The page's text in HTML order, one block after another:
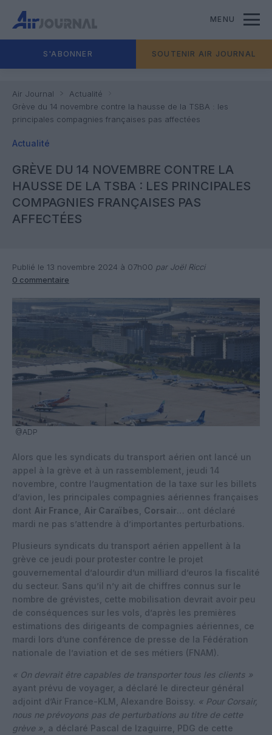
MENU
S'ABONNER SOUTENIR AIR JOURNAL
Air Journal
Actualité
Grève du 14 novembre contre la hausse de la TSBA : les
principales compagnies françaises pas affectées
Actualité
GRÈVE DU 14 NOVEMBRE CONTRE LA
HAUSSE DE LA TSBA : LES PRINCIPALES
COMPAGNIES FRANÇAISES PAS
AFFECTÉES
Publié le 13 novembre 2024 à 07h00 par Joël Ricci
0 commentaire
@ADP
Alors que les syndicats du transport aérien ont lancé un
appel à la grève et à un rassemblement, jeudi 14
novembre, contre l’augmentation de la taxe sur les billets
d’avion, les principales compagnies aériennes françaises
dont Air France Air Caraïbes Corsair… ont déclaré
mardi ne pas s’attendre à d’importantes perturbations.
Plusieurs syndicats du transport aérien appellent à la
grève ce jeudi pour protester contre le projet
gouvernemental d’alourdir d’un milliard d’euros la fiscalité
du secteur. Sans qu’il n’y ait de chiffres connus sur le
nombre de grévistes, cette mobilisation devrait avoir peu
de conséquences sur les vols, d’après les premières
estimations des dirigeants de compagnies aériennes, ce
mardi lors d’une conférence de presse de la Fédération
nationale de l’aviation et de ses métiers (FNAM).
« On devrait être capables de transporter tous les clients »
ayant prévu de voyager, a déclaré le directeur général
adjoint d’Air France-KLM, Alexandre Boissy. « Pour Corsair,
nous ne prévoyons pas de perturbations au titre de cette
grève » , a déclaré Pascal de Izaguirre, PDG de cette